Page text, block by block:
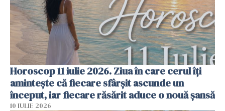
Horoscop 11 iulie 2026. Ziua în care cerul îți
amintește că fiecare sfârșit ascunde un
început, iar fiecare răsărit aduce o nouă șansă
10 IULIE 2026